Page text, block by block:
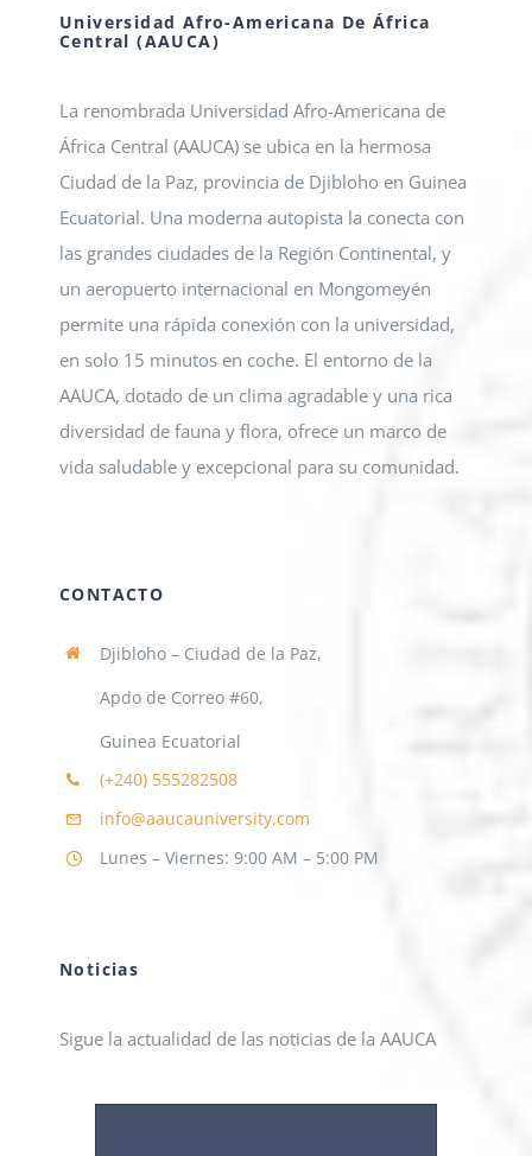
Universidad Afro-Americana De África
Central (AAUCA)
La renombrada Universidad Afro-Americana de
África Central (AAUCA) se ubica en la hermosa
Ciudad de la Paz, provincia de Djibloho en Guinea
Ecuatorial. Una moderna autopista la conecta con
las grandes ciudades de la Región Continental, y
un aeropuerto internacional en Mongomeyén
permite una rápida conexión con la universidad,
en solo 15 minutos en coche. El entorno de la
AAUCA, dotado de un clima agradable y una rica
diversidad de fauna y flora, ofrece un marco de
vida saludable y excepcional para su comunidad.
CONTACTO
Djibloho – Ciudad de la Paz,
Apdo de Correo #60,
Guinea Ecuatorial
(+240) 555282508
info@aaucauniversity.com
Lunes – Viernes: 9:00 AM – 5:00 PM
Noticias
Sigue la actualidad de las noticias de la AAUCA